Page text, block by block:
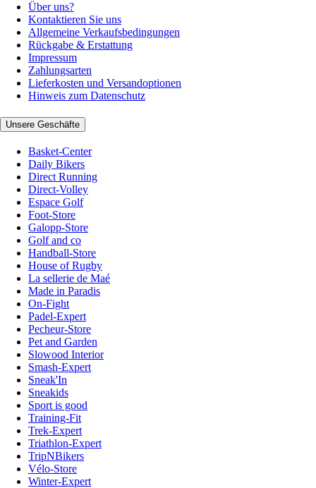
Über uns?
Kontaktieren Sie uns
Allgemeine Verkaufsbedingungen
Rückgabe & Erstattung
Impressum
Zahlungsarten
Lieferkosten und Versandoptionen
Hinweis zum Datenschutz
Unsere Geschäfte
Basket-Center
Daily Bikers
Direct Running
Direct-Volley
Espace Golf
Foot-Store
Galopp-Store
Golf and co
Handball-Store
House of Rugby
La sellerie de Maé
Made in Paradis
On-Fight
Padel-Expert
Pecheur-Store
Pet and Garden
Slowood Interior
Smash-Expert
Sneak'In
Sneakids
Sport is good
Training-Fit
Trek-Expert
Triathlon-Expert
TripNBikers
Vélo-Store
Winter-Expert